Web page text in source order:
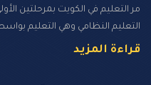
مر التعليم في الكويت بمرحلتين
التعليم النظامي وهي التعليم
قراءة المزيد